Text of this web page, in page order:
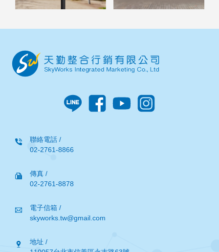
聯絡電話 /
02-2761-8866
傳真 /
02-2761-8878
電子信箱 /
skyworks.tw@gmail.com
地址 /